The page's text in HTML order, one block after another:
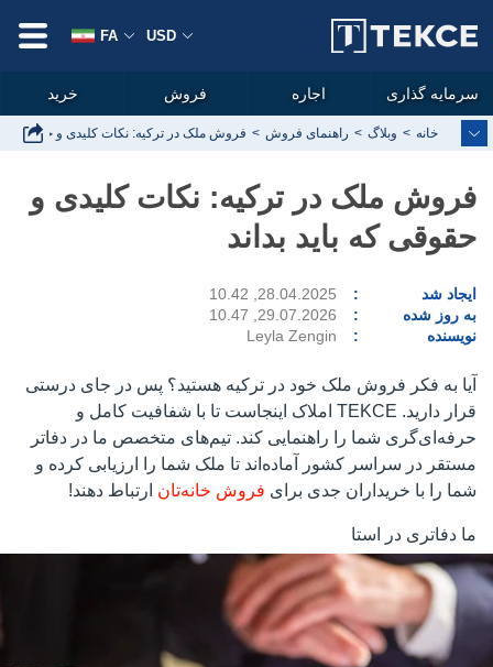
خانه وبلاگ راهنمای فروش فروش ملک در ترکیه: نکات کلیدی و حقوقی که
فروش ملک در ترکیه: نکات کلیدی و
حقوقی که باید بداند
ایجاد شد
28.04.2025, 10.42
به روز شده
29.07.2026, 10.47
نویسنده
Leyla Zengin
آیا به فکر فروش ملک خود در ترکیه هستید؟ پس در جای درستی
قرار دارید. TEKCE املاک اینجاست تا با شفافیت کامل و
حرفه‌ای‌گری شما را راهنمایی کند. تیم‌های متخصص ما در دفاتر
مستقر در سراسر کشور آماده‌اند تا ملک شما را ارزیابی کرده و
شما را با خریداران جدی برای فروش خانه‌تان ارتباط دهند!
ما دفاتری در استا
USD
FA
خرید فروش اجاره سرمایه گذاری